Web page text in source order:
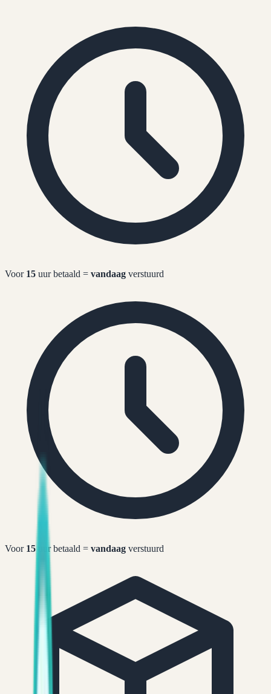
Voor 15 uur betaald = vandaag verstuurd
Voor 15 uur betaald = vandaag verstuurd